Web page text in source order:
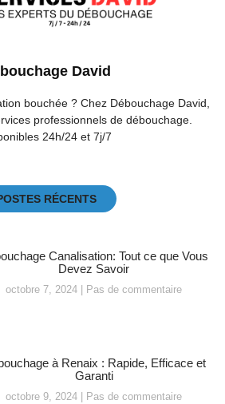
David
bouchée ? Chez Débouchage David,
professionnels de débouchage.
24h/24 et 7j/7
RÉCENTS
Canalisation: Tout ce que Vous
Devez Savoir
octobre 7, 2024 Pas de commentaire
à Renaix : Rapide, Efficace et
Garanti
octobre 9, 2024 Pas de commentaire